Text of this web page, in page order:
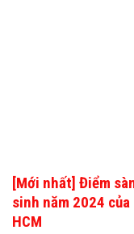
[Mới nhất] Điểm
sinh năm 2024
HCM